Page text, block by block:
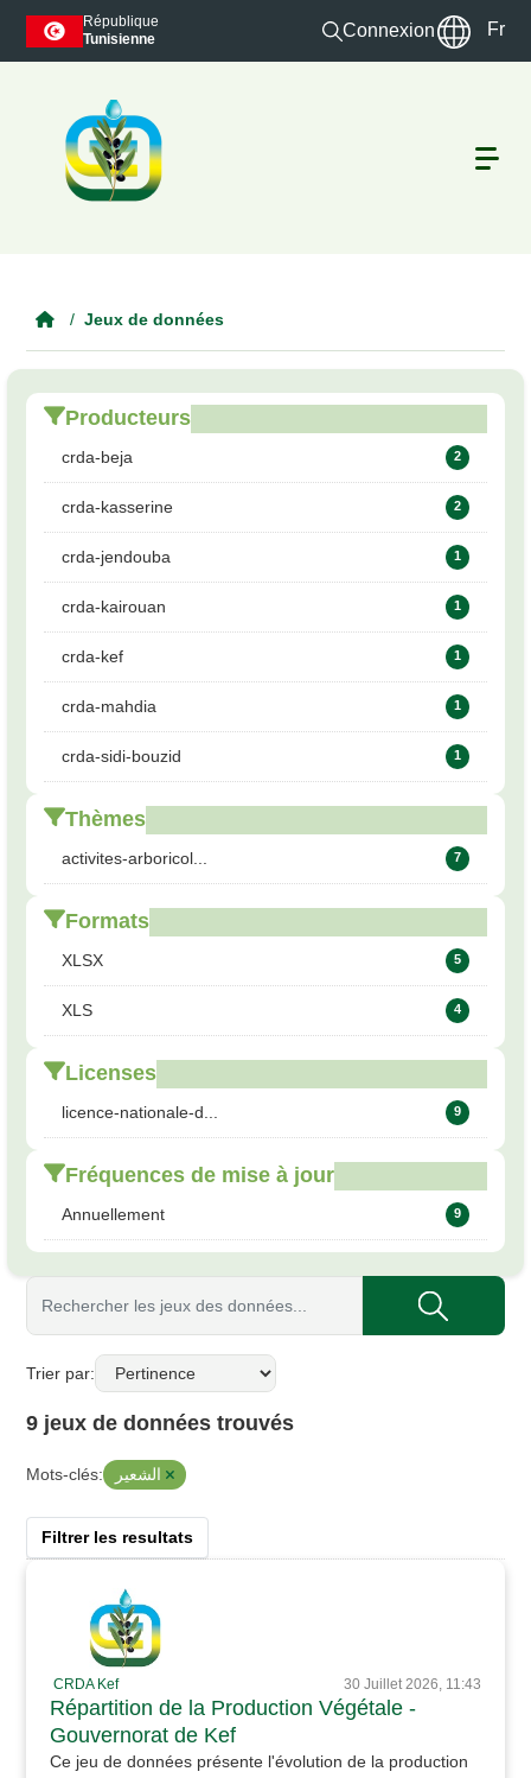
Skip to main content
République
Tunisienne
Connexion Fr
Jeux de données
Producteurs
crda-beja 2
crda-kasserine 2
crda-jendouba 1
crda-kairouan 1
crda-kef 1
crda-mahdia 1
crda-sidi-bouzid 1
Thèmes
activites-arboricol... 7
Formats
XLSX 5
XLS 4
Licenses
licence-nationale-d... 9
Fréquences de mise à jour
Annuellement 9
Trier par
9 jeux de données trouvés
Mots-clés: الشعير
Filtrer les resultats
CRDA Kef 30 Juillet 2026, 11:43
Répartition de la Production Végétale -
Gouvernorat de Kef
Ce jeu de données présente l'évolution de la production